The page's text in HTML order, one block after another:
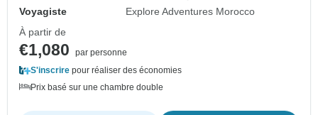
Voyagiste
Explore Adventures Morocco
À partir de
€1,080
par personne
S'inscrire pour réaliser des économies
Prix basé sur une chambre double